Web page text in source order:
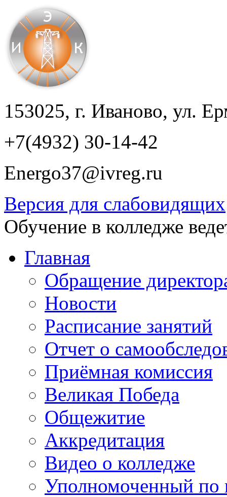
153025, г. Иваново, ул.
+7(4932) 30-14-42
Energo37@ivreg.ru
Версия для слабовидящих
Обучение в колледже
Главная
Обращение
Новости
Расписание занятий
Отчет о
Приёмная комиссия
Великая Победа
Общежитие
Аккредитация
Видео о колледже
Уполномоченный по